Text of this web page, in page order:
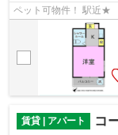
ペット可物件！ 駅近★
賃貸 | アパート コ